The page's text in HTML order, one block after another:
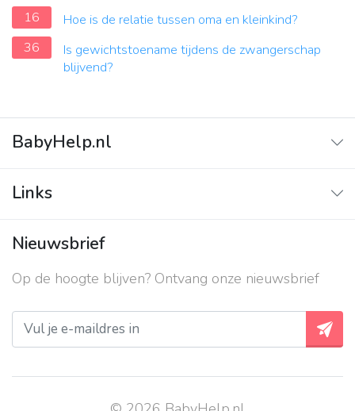
16
Hoe is de relatie tussen oma en kleinkind?
36
Is gewichtstoename tijdens de zwangerschap
blijvend?
BabyHelp.nl
Vraag & Antwoord
Links
Contact
Over ons
Privacy beleid
Nieuwsbrief
Op de hoogte blijven? Ontvang onze nieuwsbrief